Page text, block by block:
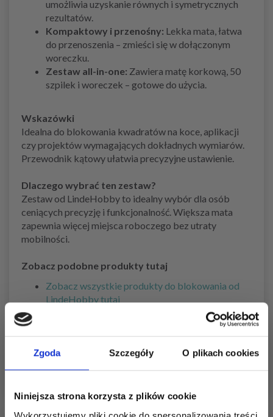
Zgoda Szczegóły O plikach cookies
Niniejsza strona korzysta z plików cookie
umożliwia uzyskanie równych i symetrycznych
rezultatów.
Kompaktowy i przenośny: Lekka mata, łatwa
do przenoszenia – zmieści się w dołączonym
woreczku.
Zestaw all-in-one: Zawiera matę korkową, 50
szpilek i woreczek – gotowe do użycia.
Wskazówki
Idealna do blokowania kwadratów na koce, aplikacji
czy projektów wymagających dokładnych wymiarów.
Przewodnik kątowy ułatwia precyzyjne ustawienie.
Dlaczego wybrać ten zestaw?
Zestaw od LindeHobby to idealny wybór dla osób
ceniących precyzję i funkcjonalność. Większa mata
zapewnia więcej miejsca roboczego bez utraty
mobilności.
Zobacz podobne produkty tutaj
Zobacz wszystkie produkty do blokowania od
LindeHobby tutaj
Zobacz wszystkie narzędzia do blokowania tutaj
Zobacz wszystkie akcesoria LindeHobby tutaj
Zobacz akcesoria do dziergania i szydełkowania
tutaj